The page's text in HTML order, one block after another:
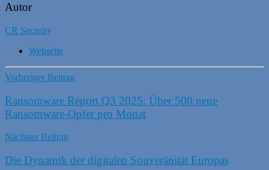
Autor
CR Security
Webseite
Vorheriger Beitrag
Ransomware Report Q3 2025: Über 500 neue
Ransomware-Opfer pro Monat
Nächster Beitrag
Die Dynamik der digitalen Souveränität Europas